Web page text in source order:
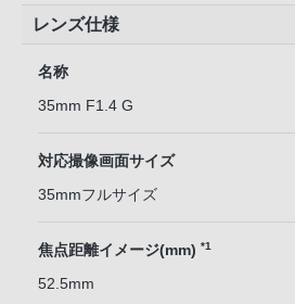
レンズ仕様
名称
35mm F1.4 G
対応撮像画面サイズ
35mmフルサイズ
焦点距離イメージ(mm) *1
52.5mm